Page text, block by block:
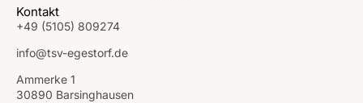
Kontakt
+49 (5105) 809274
info@tsv-egestorf.de
Ammerke 1
30890 Barsinghausen